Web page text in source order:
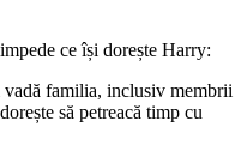
ce își dorește Harry:
vadă familia, inclusiv membrii
să petreacă timp cu